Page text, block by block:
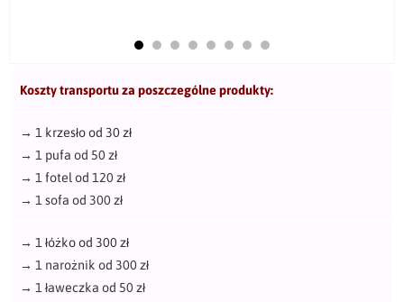
Koszty transportu za poszczególne produkty:
→ 1 krzesło od 30 zł
→ 1 pufa od 50 zł
→ 1 fotel od 120 zł
→ 1 sofa od 300 zł
→ 1 łóżko od 300 zł
→ 1 narożnik od 300 zł
→ 1 ławeczka od 50 zł